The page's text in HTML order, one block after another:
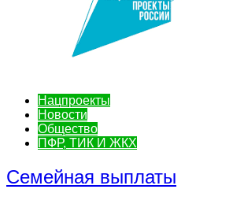
Нацпроекты
Новости
Общество
ПФР, ТИК И ЖКХ
Семейная выплаты